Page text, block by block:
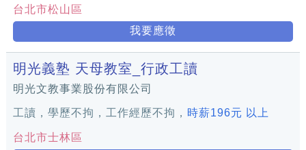
台北市松山區
我要應徵
明光義塾 天母教室_行政工讀
明光文教事業股份有限公司
工讀，學歷不拘，工作經歷不拘， 時薪196元 以上
台北市士林區